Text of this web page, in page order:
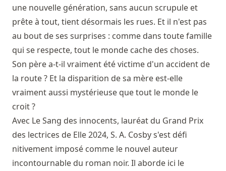
une nouvelle génération, sans aucun scrupule et
prête à tout, tient désormais les rues. Et il n'est pas
au bout de ses surprises : comme dans toute famille
qui se respecte, tout le monde cache des choses.
Son père a-t-il vraiment été victime d'un accident de
la route ? Et la disparition de sa mère est-elle
vraiment aussi mystérieuse que tout le monde le
croit ?
Avec Le Sang des innocents, lauréat du Grand Prix
des lectrices de Elle 2024, S. A. Cosby s'est défi
nitivement imposé comme le nouvel auteur
incontournable du roman noir. Il aborde ici le